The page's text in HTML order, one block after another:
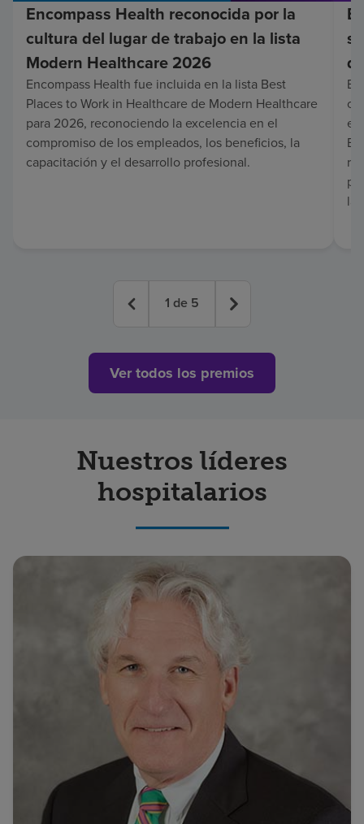
Encompass Health reconocida por la
cultura del lugar de trabajo en la lista
Modern Healthcare 2026
Encompass Health fue incluida en la lista Best
Places to Work in Healthcare de Modern Healthcare
para 2026, reconociendo la excelencia en el
compromiso de los empleados, los beneficios, la
capacitación y el desarrollo profesional.
1 de 5
Ver todos los premios
Nuestros líderes
hospitalarios